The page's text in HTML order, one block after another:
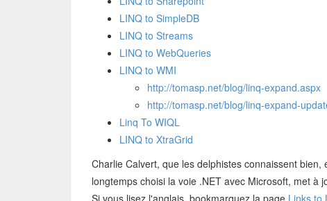
LINQ to SimpleDB
LINQ to Streams
LINQ to WebQueries
LINQ to WMI
http://tomasp.net/blog/linq-expand.aspx
http://tomasp.net/blog/linq-expand-
Linq To WIQL
LINQ to XtraGrid
Charlie Calvert, que les delphistes connaissent
longtemps choisi la voie .NET avec Microsoft, met à
Si vous lisez l'anglais, bookmarquez la page Links to